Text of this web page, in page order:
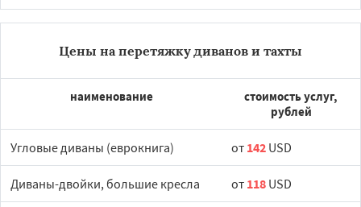
Цены на перетяжку диванов и тахты
наименование
стоимость услуг,
рублей
Угловые диваны (еврокнига) от 142 USD
Диваны-двойки, большие кресла от 118 USD